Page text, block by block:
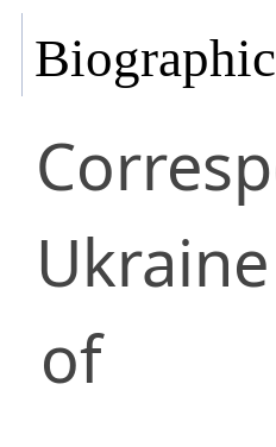
Ukraine
of